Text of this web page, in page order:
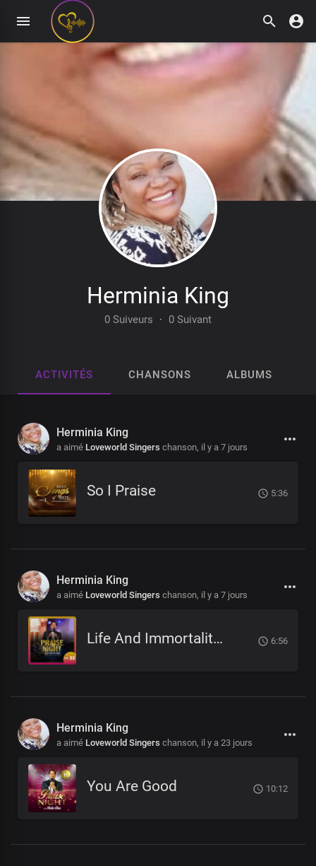
Herminia King
0 Suiveurs · 0 Suivant
ACTIVITÉS CHANSONS ALBUMS
Herminia King
a aimé Loveworld Singers chanson, il y a 7 jours
So I Praise 5:36
Herminia King
a aimé Loveworld Singers chanson, il y a 7 jours
Life And Immortality Unveiled 6:56
Herminia King
a aimé Loveworld Singers chanson, il y a 23 jours
You Are Good 10:12